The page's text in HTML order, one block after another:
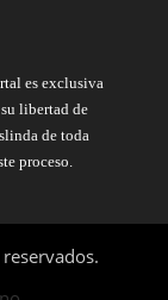
es exclusiva
libertad de
de toda
proceso.